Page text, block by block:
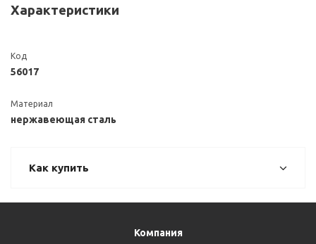
Характеристики
Код
56017
Материал
нержавеющая сталь
Как купить
Компания